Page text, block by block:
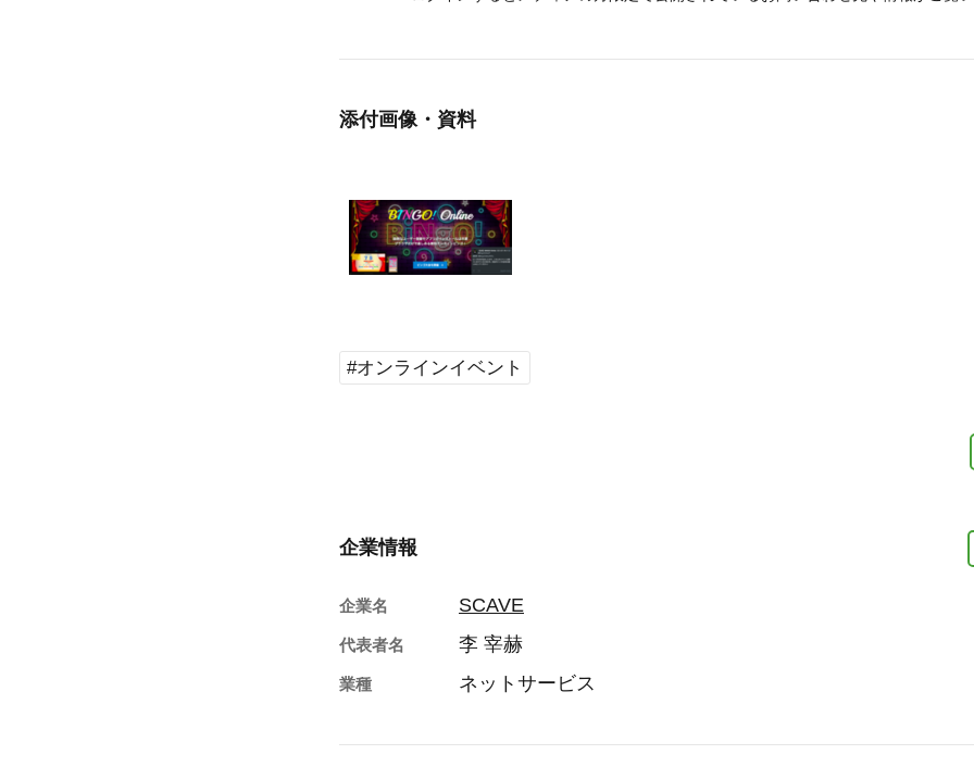
添付画像・資料
#オンラインイベント
企業情報
企業名 SCAVE
代表者名 李 宰赫
業種 ネットサービス